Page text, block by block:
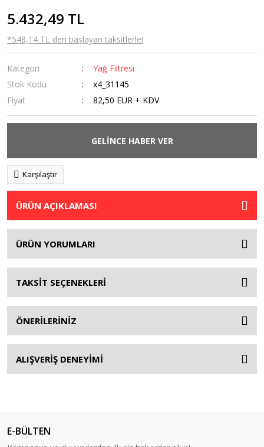
5.432,49 TL
*548,14 TL den başlayan taksitlerle!
Kategori
Yağ Filtresi
Stok Kodu
x4_31145
Fiyat
82,50 EUR + KDV
GELİNCE HABER VER
Karşılaştır
ÜRÜN AÇIKLAMASI
ÜRÜN YORUMLARI
TAKSİT SEÇENEKLERİ
ÖNERİLERİNİZ
ALIŞVERİŞ DENEYİMİ
E-BÜLTEN